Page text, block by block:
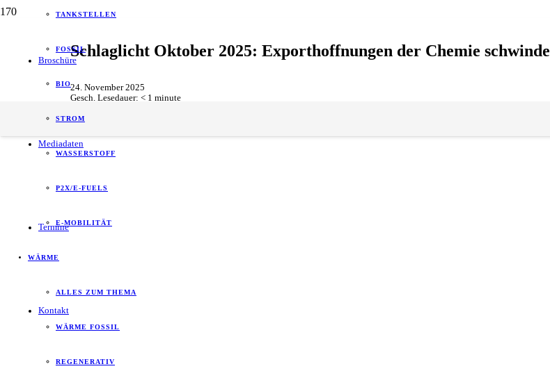
Broschüre
Mediadaten
Termine
Kontakt
TANKSTELLEN
FOSSIL
BIO
STROM
WASSERSTOFF
P2X/E-FUELS
E-MOBILITÄT
WÄRME
ALLES ZUM THEMA
WÄRME FOSSIL
REGENERATIV
Schlaglicht Oktober 2025: Exporthoffnungen der Chemie
24. November 2025
Gesch. Lesedauer: < 1 minute